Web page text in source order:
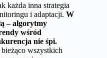
każda inna strategia
i adaptacji. W
– algorytmy
wśród
nie śpi.
wszystkich